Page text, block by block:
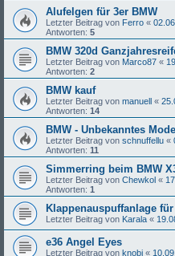
Alufelgen für 3er BMW
Letzter Beitrag von Ferro «
Antworten: 5
BMW 320d
Letzter Beitrag von Marco87 «
Antworten: 2
BMW kauf
Letzter Beitrag von manuell «
Antworten: 14
BMW - Unbekanntes
Letzter Beitrag von schnuffellu «
Antworten: 11
Simmerring beim BMW
Letzter Beitrag von Chewkol «
Antworten: 1
Klappenauspuffanlage für
Letzter Beitrag von Karala «
e36 Angel Eyes
Letzter Beitrag von knobi «